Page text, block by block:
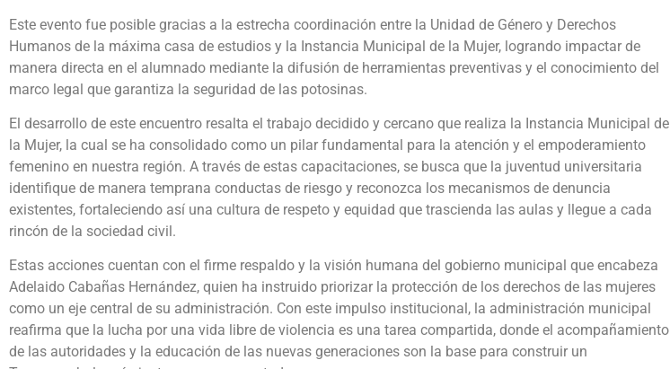
Este evento fue posible gracias a la estrecha coordinación entre la Unidad de Género y Derechos
Humanos de la máxima casa de estudios y la Instancia Municipal de la Mujer, logrando impactar de
manera directa en el alumnado mediante la difusión de herramientas preventivas y el conocimiento del
marco legal que garantiza la seguridad de las potosinas.
El desarrollo de este encuentro resalta el trabajo decidido y cercano que realiza la Instancia Municipal de
la Mujer, la cual se ha consolidado como un pilar fundamental para la atención y el empoderamiento
femenino en nuestra región. A través de estas capacitaciones, se busca que la juventud universitaria
identifique de manera temprana conductas de riesgo y reconozca los mecanismos de denuncia
existentes, fortaleciendo así una cultura de respeto y equidad que trascienda las aulas y llegue a cada
rincón de la sociedad civil.
Estas acciones cuentan con el firme respaldo y la visión humana del gobierno municipal que encabeza
Adelaido Cabañas Hernández, quien ha instruido priorizar la protección de los derechos de las mujeres
como un eje central de su administración. Con este impulso institucional, la administración municipal
reafirma que la lucha por una vida libre de violencia es una tarea compartida, donde el acompañamiento
de las autoridades y la educación de las nuevas generaciones son la base para construir un